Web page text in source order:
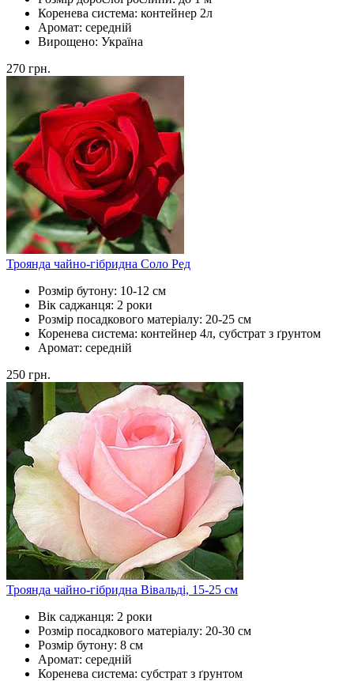
Коренева система: контейнер 2л
Аромат: середній
Вирощено: Україна
270 грн.
Троянда чайно-гібридна Соло Ред
Розмір бутону: 10-12 см
Вік саджанця: 2 роки
Розмір посадкового матеріалу: 20-25 см
Коренева система: контейнер 4л, субстрат з ґрунтом
Аромат: середній
250 грн.
Троянда чайно-гібридна Вівальді, 15-25 см
Вік саджанця: 2 роки
Розмір посадкового матеріалу: 20-30 см
Розмір бутону: 8 см
Аромат: середній
Коренева система: субстрат з ґрунтом